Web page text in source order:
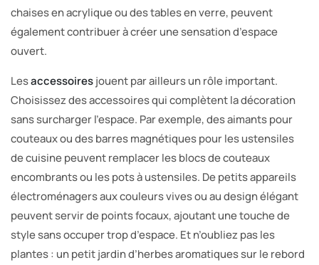
chaises en acrylique ou des tables en verre, peuvent
également contribuer à créer une sensation d’espace
ouvert.
Lesaccessoiresjouent par ailleurs un rôle important.
Choisissez des accessoires qui complètent la décoration
sans surcharger l’espace. Par exemple, des aimants pour
couteaux ou des barres magnétiques pour les ustensiles
de cuisine peuvent remplacer les blocs de couteaux
encombrants ou les pots à ustensiles. De petits appareils
électroménagers aux couleurs vives ou au design élégant
peuvent servir de points focaux, ajoutant une touche de
style sans occuper trop d’espace. Et n’oubliez pas les
plantes : un petit jardin d’herbes aromatiques sur le rebord